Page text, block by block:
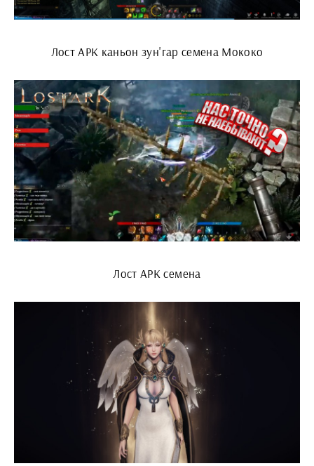
Лост АРК каньон зун'гар семена Мококо
Лост АРК семена